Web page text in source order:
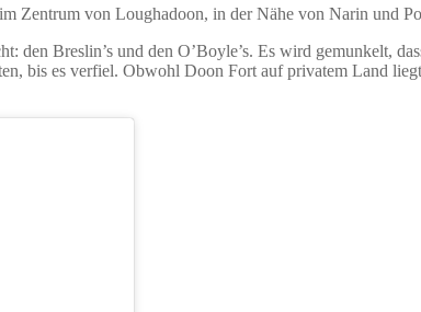
Zentrum von Loughadoon, in der Nähe von Narin und
Breslin’s und den O’Boyle’s. Es wird gemunkelt,
bis es verfiel. Obwohl Doon Fort auf privatem Land